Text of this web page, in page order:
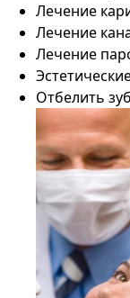
Лечение
Лечение
Лечение
Отбелить